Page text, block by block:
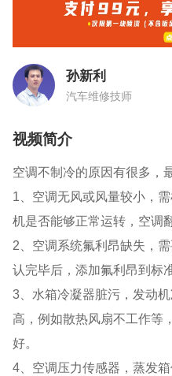
孙新利
汽车维修技师
视频简介
空调不制冷的原因有很多，
1、空调无风或风量较小，
机是否能够正常运转，空调
2、空调系统氟利昂缺失，
认完毕后，添加氟利昂到标
3、水箱冷凝器脏污，发动
高，例如散热风扇不工作等
好。
4、空调压力传感器，蒸发